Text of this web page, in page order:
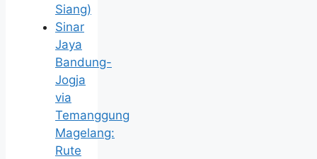
Siang)
Sinar
Jaya
Bandung-
Jogja
via
Temanggung
Magelang:
Rute